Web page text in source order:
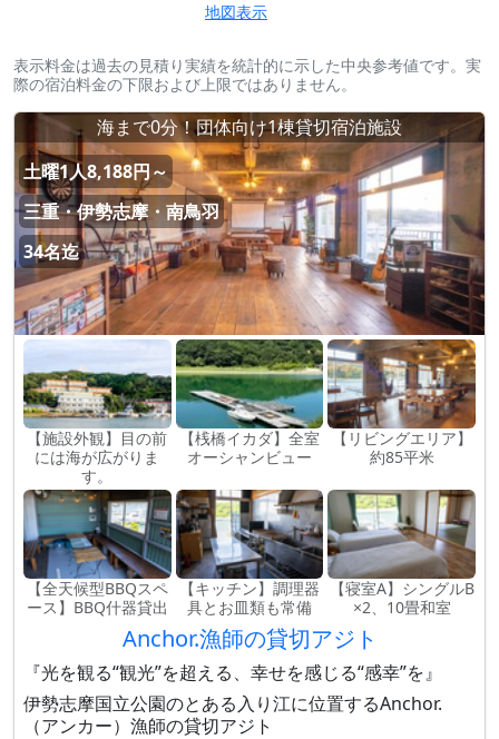
地図表示
表示料金は過去の見積り実績を統計的に示した中央参考値です。実
際の宿泊料金の下限および上限ではありません。
海まで0分！団体向け1棟貸切宿泊施設
土曜1人8,188円～
三重・伊勢志摩・南鳥羽
34名迄
【施設外観】目の前
には海が広がりま
す。
【桟橋イカダ】全室
オーシャンビュー
【リビングエリア】
約85平米
【全天候型BBQスペ
ース】BBQ什器貸出
【キッチン】調理器
具とお皿類も常備
【寝室A】シングルB
×2、10畳和室
Anchor.漁師の貸切アジト
『光を観る“観光”を超える、幸せを感じる“感幸”を』
伊勢志摩国立公園のとある入り江に位置するAnchor.
（アンカー）漁師の貸切アジト